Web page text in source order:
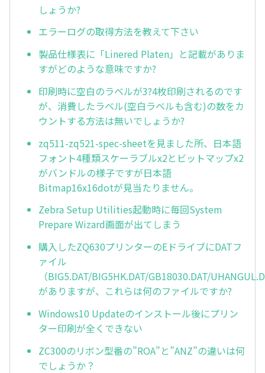
しょうか?
エラーログの取得方法を教えて下さい
製品仕様表に「Linered Platen」と記載がありま
すがどのような意味ですか?
印刷時に空白のラベルが3?4枚印刷されるのです
が、消費したラベル(空白ラベルも含む)の数をカ
ウントする方法は無いでしょうか?
zq511-zq521-spec-sheetを見ました所、日本語
フォント4種類スケーラブルx2とビットマップx2
がバンドルの様子ですが日本語
Bitmap16x16dotが見当たりません。
Zebra Setup Utilities起動時に毎回System
Prepare Wizard画面が出てしまう
購入したZQ630プリンターのEドライブにDATフ
ァイル
（BIG5.DAT/BIG5HK.DAT/GB18030.DAT/
がありますが、これらは何のファイルですか?
Windows10 Updateのインストール後にプリン
ター印刷が全くできない
ZC300のリボン型番の”ROA”と”ANZ”の違いは何
でしょうか？